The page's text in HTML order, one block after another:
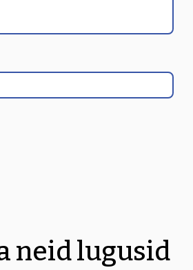
neid lugusid